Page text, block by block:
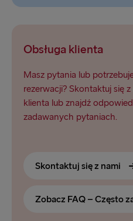
Obsługa klienta
Masz pytania lub
rezerwacji? Skontaktuj się
klienta lub znajdź
zadawanych pytaniach.
Skontaktuj się z nami
Zobacz FAQ – Często